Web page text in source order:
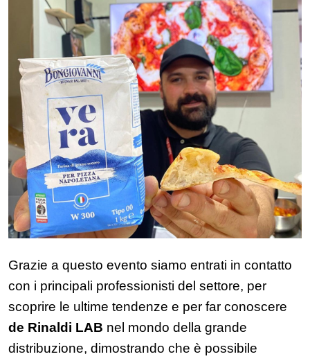
Grazie a questo evento siamo entrati in contatto
con i principali professionisti del settore, per
scoprire le ultime tendenze e per far conoscere
de Rinaldi LAB nel mondo della grande
distribuzione, dimostrando che è possibile